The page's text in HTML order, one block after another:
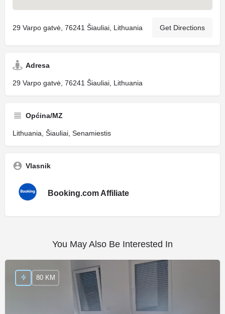
29 Varpo gatvė, 76241 Šiauliai, Lithuania Get Directions
Adresa
29 Varpo gatvė, 76241 Šiauliai, Lithuania
Općina/MZ
Lithuania, Šiauliai, Senamiestis
Vlasnik
Booking.com Affiliate
You May Also Be Interested In
80 KM